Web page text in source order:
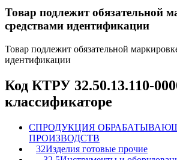
Товар подлежит обязательной
средствами идентификации
Товар подлежит обязательной
идентификации
Код КТРУ 32.50.13.110-
классификаторе
CПРОДУКЦИЯ
ПРОИЗВОДСТВ
32Изделия готовые прочие